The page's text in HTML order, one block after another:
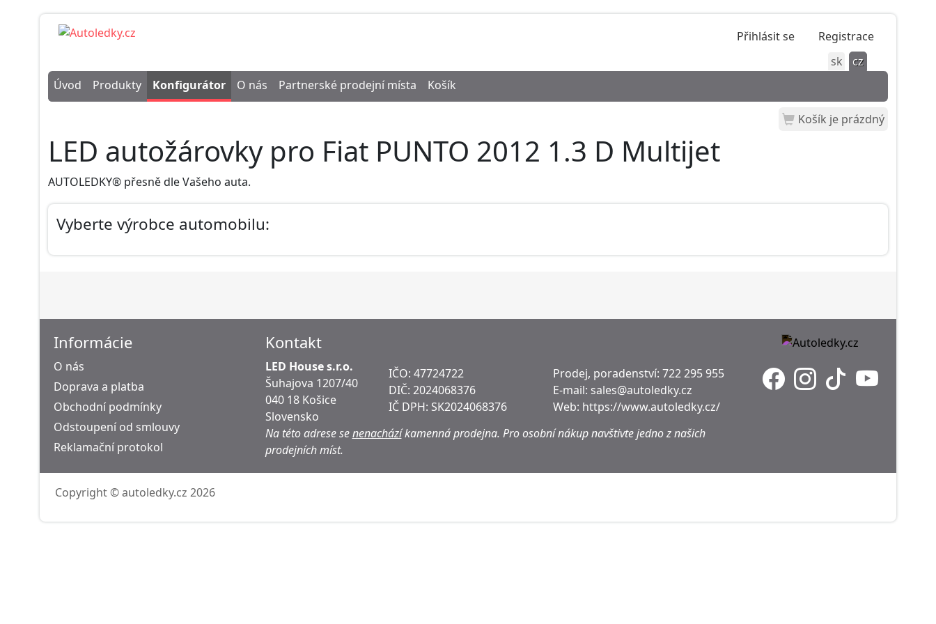
Přihlásit se
Registrace
sk
cz
Úvod
Produkty Konfigurátor O nás Partnerské prodejní místa Košík
Košík je prázdný
LED autožárovky pro Fiat PUNTO 2012 1.3 D Multijet
AUTOLEDKY® přesně dle Vašeho auta.
Vyberte výrobce automobilu:
Informácie
O nás
Doprava a platba
Obchodní podmínky
Odstoupení od smlouvy
Reklamační protokol
Kontakt
LED House s.r.o.
Šuhajova 1207/40
040 18 Košice
Slovensko
IČO: 47724722
DIČ: 2024068376
IČ DPH: SK2024068376
Prodej, poradenství: 722 295 955
E-mail: sales@autoledky.cz
Web: https://www.autoledky.cz/
Na této adrese senenacházíkamenná prodejna. Pro osobní nákup navštivte jedno z našich
prodejních míst.
Copyright © autoledky.cz 2026